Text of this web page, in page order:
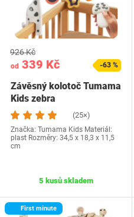
od 339 Kč
926 Kč
-63 %
Závěsný kolotoč Tumama
Kids zebra
(25×)
Značka: Tumama Kids Materiál:
plast Rozměry: 34,5 x 18,3 x 11,5
cm
5 kusů skladem
First minute